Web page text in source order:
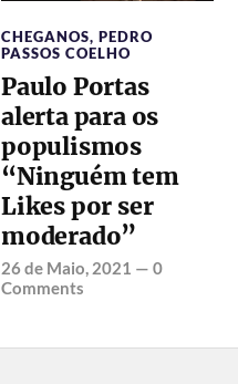
CHEGANOS,PEDRO
PASSOS COELHO
Paulo Portas
alerta para os
populismos
“Ninguém tem
Likes por ser
moderado”
26 de Maio, 2021 —0
Comments